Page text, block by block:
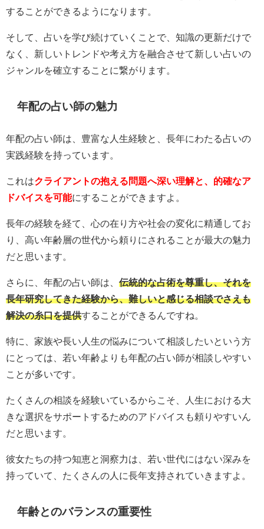
することができるようになります。
そして、占いを学び続けていくことで、知識の更新だけで
なく、新しいトレンドや考え方を融合させて新しい占いの
ジャンルを確立することに繋がります。
年配の占い師の魅力
年配の占い師は、豊富な人生経験と、長年にわたる占いの
実践経験を持っています。
これはクライアントの抱える問題へ深い理解と、的確なア
ドバイスを可能にすることができますよ。
長年の経験を経て、心の在り方や社会の変化に精通してお
り、高い年齢層の世代から頼りにされることが最大の魅力
だと思います。
さらに、年配の占い師は、 伝統的な占術を尊重し、それを
長年研究してきた経験から、難しいと感じる相談でさえも
解決の糸口を提供することができるんですね。
特に、家族や長い人生の悩みについて相談したいという方
にとっては、若い年齢よりも年配の占い師が相談しやすい
ことが多いです。
たくさんの相談を経験いているからこそ、人生における大
きな選択をサポートするためのアドバイスも頼りやすいん
だと思います。
彼女たちの持つ知恵と洞察力は、若い世代にはない深みを
持っていて、たくさんの人に長年支持されていきますよ。
年齢とのバランスの重要性